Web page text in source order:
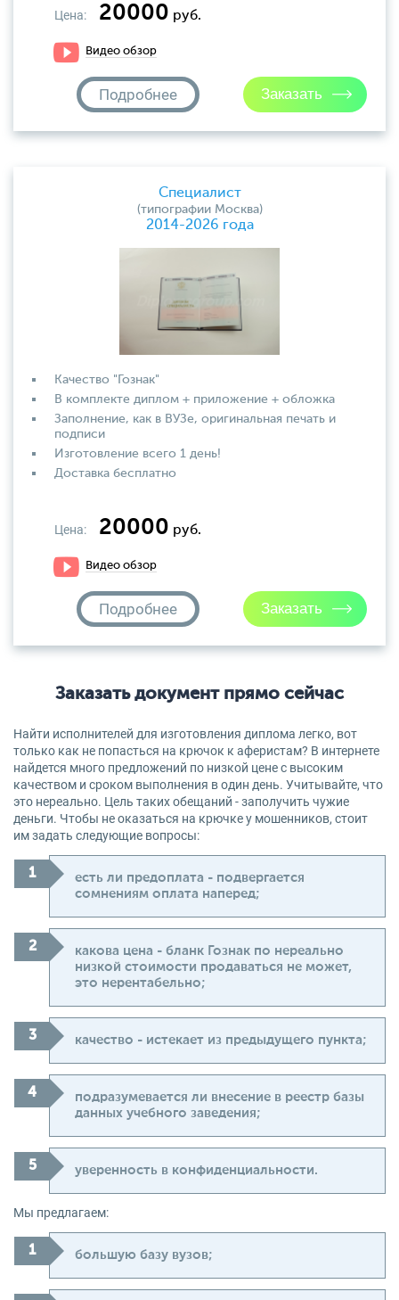
Цена: 20000 руб.
Видео обзор
Подробнее
Специалист
(типографии Москва)
2014-2026 года
Качество "Гознак"
В комплекте диплом + приложение + обложка
Заполнение, как в ВУЗе, оригинальная печать и
подписи
Изготовление всего 1 день!
Доставка бесплатно
Цена: 20000 руб.
Видео обзор
Подробнее
Заказать документ прямо сейчас
Найти исполнителей для изготовления диплома легко, вот
только как не попасться на крючок к аферистам? В интернете
найдется много предложений по низкой цене с высоким
качеством и сроком выполнения в один день. Учитывайте, что
это нереально. Цель таких обещаний - заполучить чужие
деньги. Чтобы не оказаться на крючке у мошенников, стоит
им задать следующие вопросы:
есть ли предоплата - подвергается
сомнениям оплата наперед;
какова цена - бланк Гознак по нереально
низкой стоимости продаваться не может,
это нерентабельно;
качество - истекает из предыдущего пункта;
подразумевается ли внесение в реестр базы
данных учебного заведения;
уверенность в конфиденциальности.
Мы предлагаем:
большую базу вузов;